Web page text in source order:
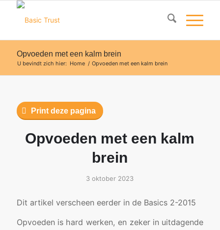
Opvoeden met een kalm brein
U bevindt zich hier: Home / Opvoeden met een kalm brein
Print deze pagina
Opvoeden met een kalm
brein
3 oktober 2023
Dit artikel verscheen eerder in de Basics 2-2015
Opvoeden is hard werken, en zeker in uitdagende